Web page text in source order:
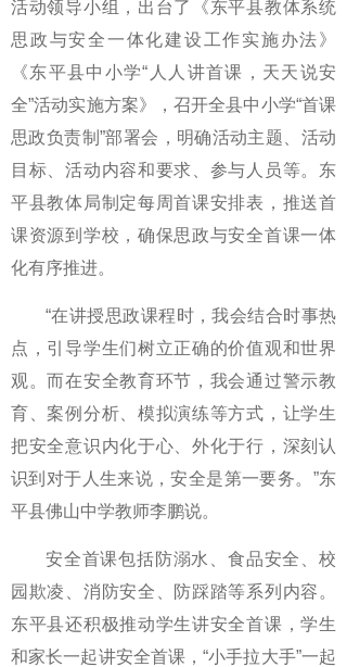
活动领导小组，出台了《东平县教体系统
思政与安全一体化建设工作实施办法》
《东平县中小学“人人讲首课，天天说安
全”活动实施方案》，召开全县中小学“首课
思政负责制”部署会，明确活动主题、活动
目标、活动内容和要求、参与人员等。东
平县教体局制定每周首课安排表，推送首
课资源到学校，确保思政与安全首课一体
化有序推进。
“在讲授思政课程时，我会结合时事热
点，引导学生们树立正确的价值观和世界
观。而在安全教育环节，我会通过警示教
育、案例分析、模拟演练等方式，让学生
把安全意识内化于心、外化于行，深刻认
识到对于人生来说，安全是第一要务。”东
平县佛山中学教师李鹏说。
安全首课包括防溺水、食品安全、校
园欺凌、消防安全、防踩踏等系列内容。
东平县还积极推动学生讲安全首课，学生
和家长一起讲安全首课，“小手拉大手”一起